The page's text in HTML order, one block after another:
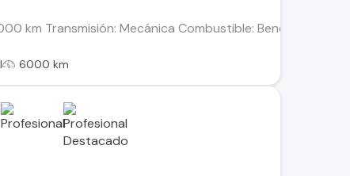
km Transmisión: Mecánica Combustible: Bencina
6000 km